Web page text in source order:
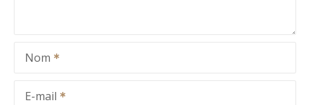
Nom
E-mail